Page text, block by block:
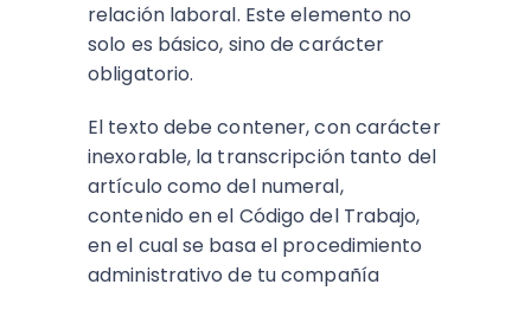
relación laboral. Este elemento no
solo es básico, sino de carácter
obligatorio.
El texto debe contener, con carácter
inexorable, la transcripción tanto del
artículo como del numeral,
contenido en el Código del Trabajo,
en el cual se basa el procedimiento
administrativo de tu compañía